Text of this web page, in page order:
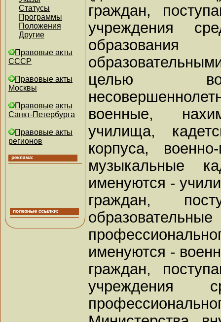
Статусы
Программы
Положения
Другие
Правовые акты
СССР
Правовые акты
Москвы
Правовые акты
Санкт-Петербурга
Правовые акты
регионов
граждан,
учреждения
целью
военные,
училища,
корпуса,
музыкальные
именуются -
граждан,
именуются -
граждан,
учреждения